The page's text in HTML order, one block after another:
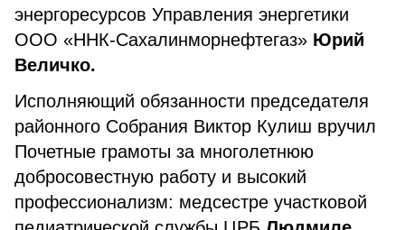
энергоресурсов Управления энергетики
ООО «ННК-Сахалинморнефтегаз» Юрий
Величко.
Исполняющий обязанности председателя
районного Собрания Виктор Кулиш вручил
Почетные грамоты за многолетнюю
добросовестную работу и высокий
профессионализм: медсестре участковой